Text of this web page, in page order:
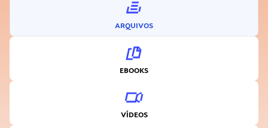
ARQUIVOS
EBOOKS
VÍDEOS